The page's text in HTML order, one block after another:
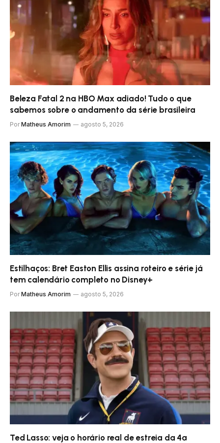
Beleza Fatal 2 na HBO Max adiado! Tudo o que
sabemos sobre o andamento da série brasileira
Por Matheus Amorim agosto 5, 2026
Estilhaços: Bret Easton Ellis assina roteiro e série já
tem calendário completo no Disney+
Por Matheus Amorim agosto 5, 2026
Ted Lasso: veja o horário real de estreia da 4ª